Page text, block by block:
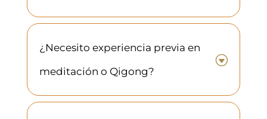
¿Necesito experiencia previa en
meditación o Qigong?
G